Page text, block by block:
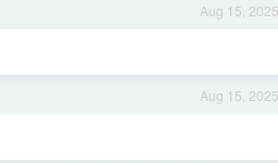
Aug 15, 2025
Aug 15, 2025